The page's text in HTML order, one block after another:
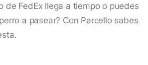
de FedEx llega a tiempo o puedes
a pasear? Con Parcello sabes